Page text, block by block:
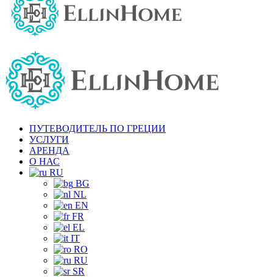
ПУТЕВОДИТЕЛЬ ПО ГРЕЦИИ
УСЛУГИ
АРЕНДА
О НАС
RU
BG
NL
EN
FR
EL
IT
RO
RU
SR